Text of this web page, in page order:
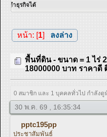
ทำธุรกิจได้
หน้า: [1] ลงล่าง
พื้นที่ดิน - ขนาด = 1 ไร่
18000000 บาท ราคาดี
0 สมาชิก และ 1 บุคคลทั่วไป กำลังดู
30 พ.ค. 69 , 16:35:34
pptc195pp
ประชาสัมพันธ์